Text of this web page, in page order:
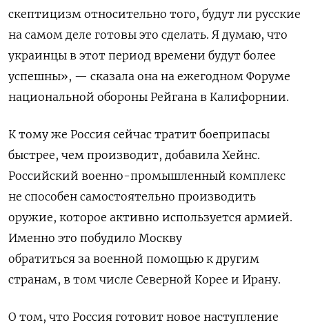
скептицизм относительно того, будут ли русские
на самом деле готовы это сделать. Я думаю, что
украинцы в этот период времени будут более
успешны», — сказала она на ежегодном Форуме
национальной обороны Рейгана в Калифорнии.
К тому же Россия сейчас тратит боеприпасы
быстрее, чем производит, добавила Хейнс.
Российский военно-промышленный комплекс
не способен самостоятельно производить
оружие, которое активно используется армией.
Именно это побудило Москву
обратиться за военной помощью к другим
странам, в том числе Северной Корее и Ирану.
О том, что Россия готовит новое наступление